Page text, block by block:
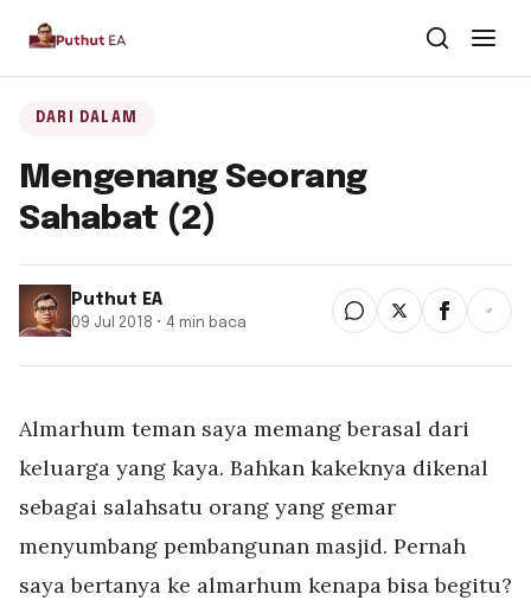
Dari Dalam
Dari Kawan
Tentang ▾
Puthut EA
DARI DALAM
Mengenang Seorang
Sahabat (2)
Puthut EA
09 Jul 2018 • 4 min baca
Almarhum teman saya memang berasal dari
keluarga yang kaya. Bahkan kakeknya dikenal
sebagai salahsatu orang yang gemar
menyumbang pembangunan masjid. Pernah
saya bertanya ke almarhum kenapa bisa begitu?